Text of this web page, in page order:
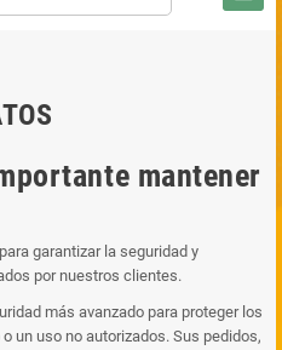
mantener
garantizar la seguridad y
por nuestros clientes.
más avanzado para proteger los
un uso no autorizados. Sus pedidos,